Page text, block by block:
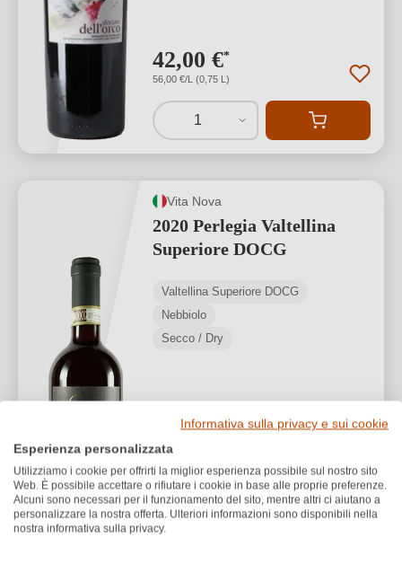
42,00 €*
56,00 €/L (0,75 L)
1
Vita Nova
2020 Perlegia Valtellina
Superiore DOCG
Valtellina Superiore DOCG
Nebbiolo
Secco / Dry
25,00 €*
33,33 €/L (0,75 L)
Informativa sulla privacy e sui cookie
Esperienza personalizzata
Utilizziamo i cookie per offrirti la miglior esperienza possibile sul nostro sito
Web. È possibile accettare o rifiutare i cookie in base alle proprie preferenze.
Alcuni sono necessari per il funzionamento del sito, mentre altri ci aiutano a
personalizzare la nostra offerta. Ulteriori informazioni sono disponibili nella
nostra informativa sulla privacy.